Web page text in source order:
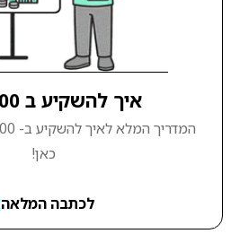
איך להשקיע ב S&P 500
כאן!
לכתבה המלאה